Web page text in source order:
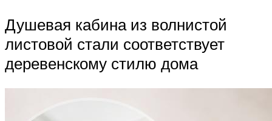
Душевая кабина из волнистой
листовой стали соответствует
деревенскому стилю дома